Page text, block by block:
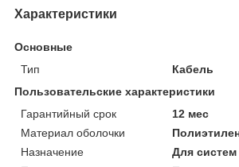
Характеристики
Основные
Тип
Кабель
Пользовательские характеристики
Гарантийный срок
12 мес
Материал оболочки
Назначение
Для систем